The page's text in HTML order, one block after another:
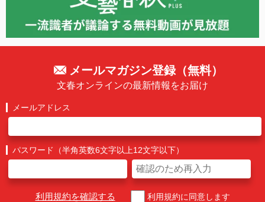
メールマガジン登録（無料）
文春オンラインの最新情報をお届け
メールアドレス
パスワード（半角英数6文字以上12文字以下）
利用規約を確認する 利用規約に同意します